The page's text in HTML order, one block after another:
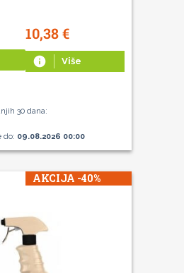
10,38€
info Više
30 dana:
do: 09.08.2026 00:00
AKCIJA -40%